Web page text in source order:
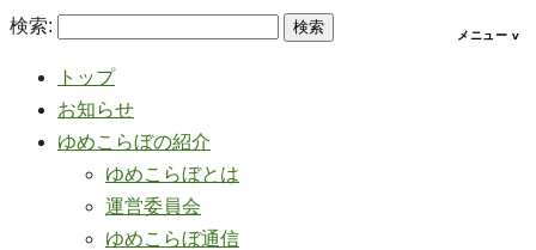
検索:
トップ
お知らせ
ゆめこらぼの紹介
ゆめこらぼとは
運営委員会
ゆめこらぼ通信